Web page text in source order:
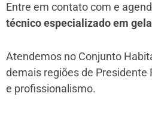
Entre em contato com e
técnico especializado em
Atendemos no Conjunto
demais regiões de Presidente
e profissionalismo.